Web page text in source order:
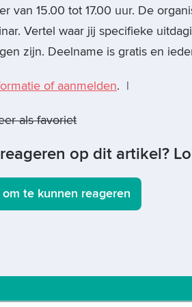
van 15.00 tot 17.00 uur. De
Vertel waar jij specifieke
zijn. Deelname is gratis en
of aanmelden. |
als favoriet
op dit artikel?
om te kunnen reageren